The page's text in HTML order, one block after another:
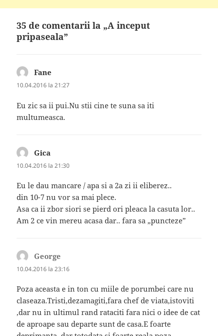
35 de comentarii la „A inceput
pripaseala”
Fane
10.04.2016 la 21:27
Eu zic sa ii pui.Nu stii cine te suna sa iti
multumeasca.
Gica
10.04.2016 la 21:30
Eu le dau mancare / apa si a 2a zi ii eliberez..
din 10-7 nu vor sa mai plece.
Asa ca ii zbor siori se pierd ori pleaca la casuta lor..
Am 2 ce vin mereu acasa dar.. fara sa „puncteze”
George
10.04.2016 la 23:16
Poza aceasta e in ton cu miile de porumbei care nu
claseaza.Tristi,dezamagiti,fara chef de viata,istoviti
,dar nu in ultimul rand rataciti fara nici o idee de cat
de aproape sau departe sunt de casa.E foarte